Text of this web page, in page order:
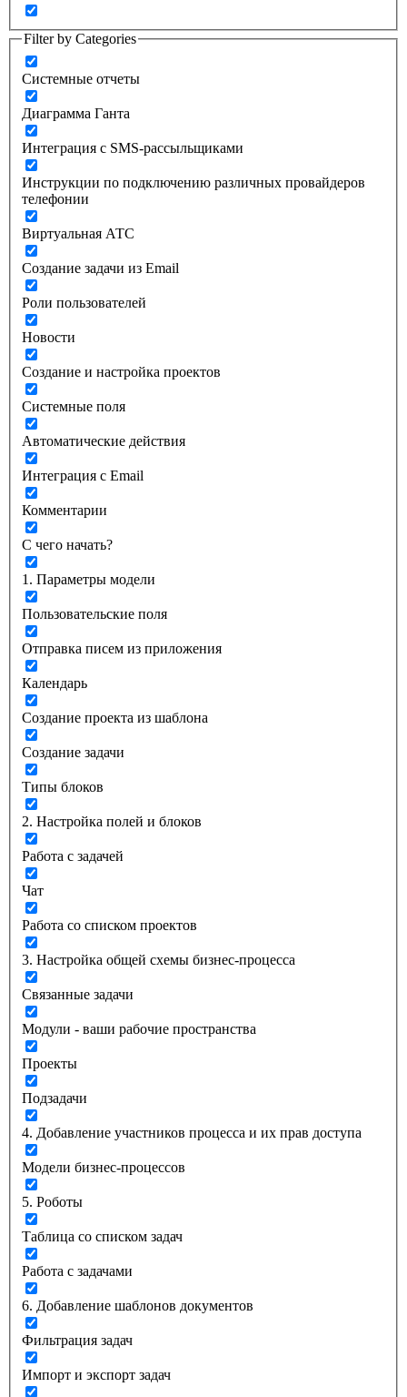
Filter by Categories
Системные отчеты
Диаграмма Ганта
Интеграция с SMS-рассыльщиками
Инструкции по подключению различных провайдеров
телефонии
Виртуальная АТС
Создание задачи из Email
Роли пользователей
Новости
Создание и настройка проектов
Системные поля
Автоматические действия
Интеграция с Email
Комментарии
С чего начать?
1. Параметры модели
Пользовательские поля
Отправка писем из приложения
Календарь
Создание проекта из шаблона
Создание задачи
Типы блоков
2. Настройка полей и блоков
Работа с задачей
Чат
Работа со списком проектов
3. Настройка общей схемы бизнес-процесса
Связанные задачи
Модули - ваши рабочие пространства
Проекты
Подзадачи
4. Добавление участников процесса и их прав доступа
Модели бизнес-процессов
5. Роботы
Таблица со списком задач
Работа с задачами
6. Добавление шаблонов документов
Фильтрация задач
Импорт и экспорт задач